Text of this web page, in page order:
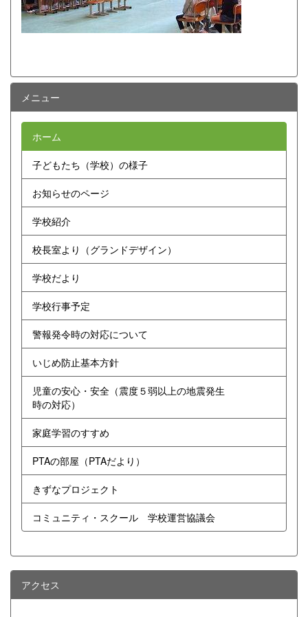
メニュー
ホーム
子どもたち（学校）の様子
お知らせのページ
学校紹介
校長室より（グランドデザイン）
学校だより
学校行事予定
警報発令時の対応について
いじめ防止基本方針
児童の安心・安全（震度５弱以上の地震発生
時の対応）
家庭学習のすすめ
PTAの部屋（PTAだより）
きずなプロジェクト
コミュニティ・スクール 学校運営協議会
アクセス